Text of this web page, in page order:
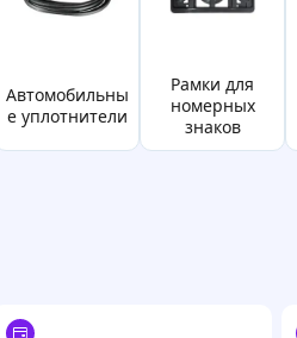
автомобильны
е уплотнители
рамки для
номерных
знаков